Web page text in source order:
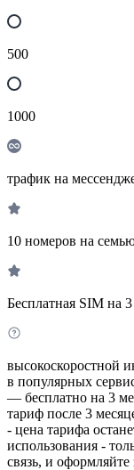
500
1000
трафик на
10 номеров на
Бесплатная SIM на
высокоскоростной
в популярных
— бесплатно на 3
тариф после 3
- цена тарифа
использования -
связь, и оформляйте